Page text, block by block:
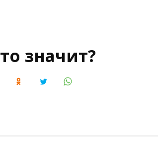
значит?